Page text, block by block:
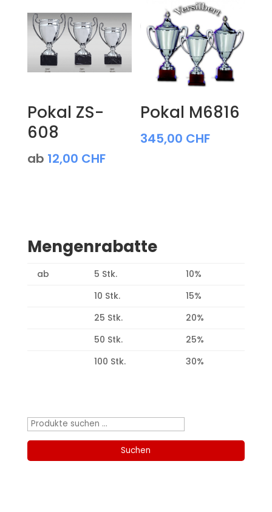
Pokal ZS-
608
ab 12,00 CHF
Pokal M6816
345,00 CHF
Mengenrabatte
ab 5 Stk.
10%
10 Stk.
15%
25 Stk.
20%
50 Stk.
25%
100 Stk.
30%
Suchen
Suchen